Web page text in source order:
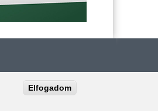
Elfogadom